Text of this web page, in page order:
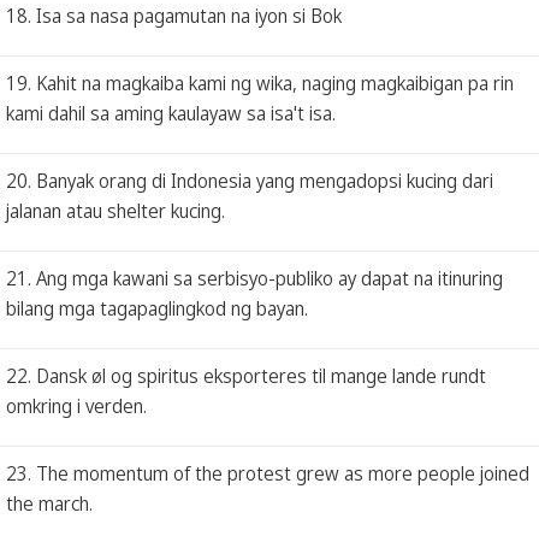
18. Isa sa nasa pagamutan na iyon si Bok
19. Kahit na magkaiba kami ng wika, naging magkaibigan pa rin
kami dahil sa aming kaulayaw sa isa't isa.
20. Banyak orang di Indonesia yang mengadopsi kucing dari
jalanan atau shelter kucing.
21. Ang mga kawani sa serbisyo-publiko ay dapat na itinuring
bilang mga tagapaglingkod ng bayan.
22. Dansk øl og spiritus eksporteres til mange lande rundt
omkring i verden.
23. The momentum of the protest grew as more people joined
the march.